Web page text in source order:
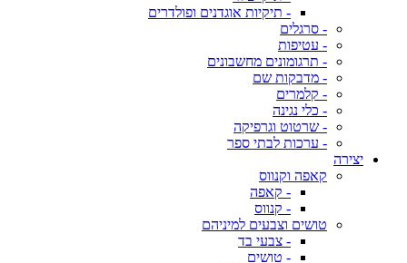
- תיקיות אוגדנים ופולדרים
- סרגלים
- עטיפות
- תרגומונים מחשבונים
- מדבקות שם
- קלמרים
- כלי נגינה
- שרטוט וגרפיקה
- ערכות לבתי ספר
יצירה
קאפה וקנווס
- קאפה
- קנווס
טושים וצבעים למיניהם
- צבעי בד
- טושים